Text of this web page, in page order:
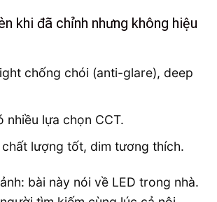
khi đã chỉnh nhưng không hiệu
chống chói (anti-glare), deep
nhiều lựa chọn CCT.
lượng tốt, dim tương thích.
bài này nói về LED trong nhà.